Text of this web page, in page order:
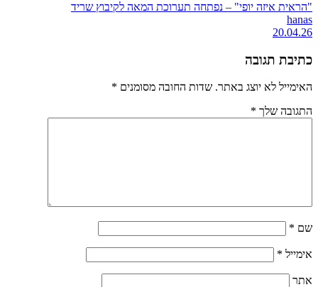
"הראית איזה יופי" – נפתחה תערוכת המאה לקיבוץ שריד
hanas
20.04.26
כתיבת תגובה
האימייל לא יוצג באתר. שדות החובה מסומנים *
התגובה שלך *
שם *
אימייל *
אתר